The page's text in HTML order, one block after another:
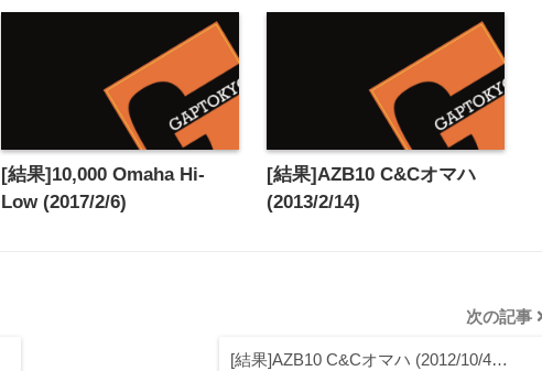
[結果]10,000 Omaha Hi-
Low (2017/2/6)
[結果]AZB10 C&Cオマハ
(2013/2/14)
次の記事
[結果]AZB10 C&Cオマハ (2012/10/4…